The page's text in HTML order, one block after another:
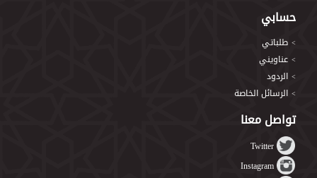
حسابي
> طلباتي
> عناويني
> الردود
> الرسائل الخاصة
تواصل معنا
Twitter
Instagram